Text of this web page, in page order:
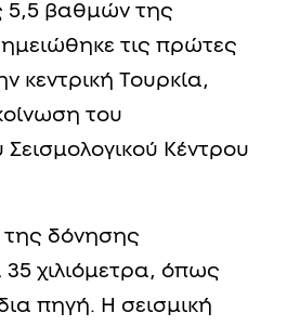
5,5 βαθμών της
τις πρώτες
κεντρική Τουρκία,
του
Κέντρου
της δόνησης
35 χιλιόμετρα, όπως
πηγή. Η σεισμική